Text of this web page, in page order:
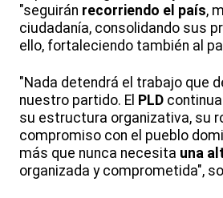
"seguirán recorriendo el país,
ciudadanía, consolidando sus
ello, fortaleciendo también al
"Nada detendrá el trabajo que
nuestro partido. El PLD
su estructura organizativa, su
compromiso con el pueblo
más que nunca necesita una
organizada y comprometida",